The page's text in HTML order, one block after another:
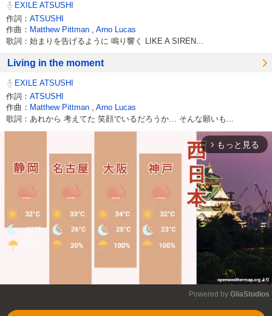
EXILE ATSUSHI
作詞： ATSUSHI
作曲： Matthew Pittman Arno Lucas
歌詞：始まりを告げるように 鳴り響く LIKE A SIREN...
Living in the moment
EXILE ATSUSHI
作詞： ATSUSHI
作曲： Matthew Pittman Arno Lucas
歌詞：あれから 考えてた 笑顔でいるだろうか… そんな願いも...
arrow_forward_ios もっと見る
Powered by GliaStudios